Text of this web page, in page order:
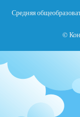
Средняя
©